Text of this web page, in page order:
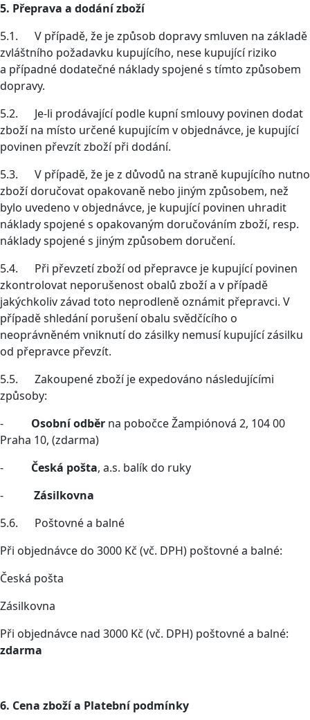
5. Přeprava a dodání zboží
5.1. V případě, že je způsob dopravy smluven na základě
zvláštního požadavku kupujícího, nese kupující riziko
a případné dodatečné náklady spojené s tímto způsobem
dopravy.
5.2. Je-li prodávající podle kupní smlouvy povinen dodat
zboží na místo určené kupujícím v objednávce, je kupující
povinen převzít zboží při dodání.
5.3. V případě, že je z důvodů na straně kupujícího nutno
zboží doručovat opakovaně nebo jiným způsobem, než
bylo uvedeno v objednávce, je kupující povinen uhradit
náklady spojené s opakovaným doručováním zboží, resp.
náklady spojené s jiným způsobem doručení.
5.4. Při převzetí zboží od přepravce je kupující povinen
zkontrolovat neporušenost obalů zboží a v případě
jakýchkoliv závad toto neprodleně oznámit přepravci. V
případě shledání porušení obalu svědčícího o
neoprávněném vniknutí do zásilky nemusí kupující zásilku
od přepravce převzít.
5.5. Zakoupené zboží je expedováno následujícími
způsoby:
- Osobní odběr na pobočce Žampiónová 2, 104 00
Praha 10, (zdarma)
- Česká pošta, a.s. balík do ruky
- Zásilkovna
5.6. Poštovné a balné
Při objednávce do 3000 Kč (vč. DPH) poštovné a balné:
Česká pošta
Zásilkovna
Při objednávce nad 3000 Kč (vč. DPH) poštovné a balné:
zdarma
6. Cena zboží a Platební podmínky